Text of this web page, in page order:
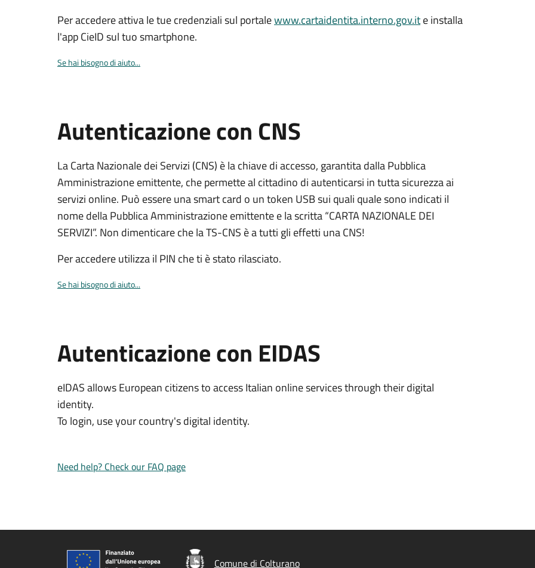
Per accedere attiva le tue credenziali sul portalewww.cartaidentita.interno.gov.ite installa
l'app CieID sul tuo smartphone.
Se hai bisogno di aiuto...
Autenticazione con CNS
La Carta Nazionale dei Servizi (CNS) è la chiave di accesso, garantita dalla Pubblica
Amministrazione emittente, che permette al cittadino di autenticarsi in tutta sicurezza ai
servizi online. Può essere una smart card o un token USB sui quali quale sono indicati il
nome della Pubblica Amministrazione emittente e la scritta “CARTA NAZIONALE DEI
SERVIZI”. Non dimenticare che la TS-CNS è a tutti gli effetti una CNS!
Per accedere utilizza il PIN che ti è stato rilasciato.
Se hai bisogno di aiuto...
Autenticazione con EIDAS
eIDAS allows European citizens to access Italian online services through their digital
identity.
To login, use your country's digital identity.
Need help? Check our FAQ page
Comune di Colturano